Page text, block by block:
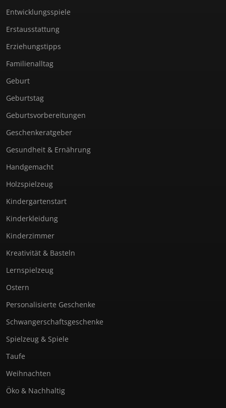
Entwicklungsspiele
Erstausstattung
Erziehungstipps
Familienalltag
Geburt
Geburtstag
Geburtsvorbereitungen
Geschenkeratgeber
Gesundheit & Ernährung
Handgemacht
Holzspielzeug
Kindergartenstart
Kinderkleidung
Kinderzimmer
Kreativität & Basteln
Lernspielzeug
Ostern
Personalisierte Geschenke
Schwangerschaftsgeschenke
Spielzeug & Spiele
Taufe
Weihnachten
Öko & Nachhaltig